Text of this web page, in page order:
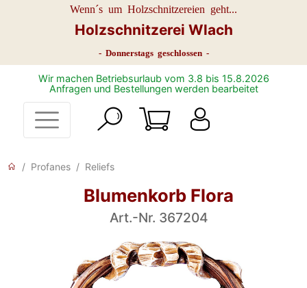
Wenn´s um Holzschnitzereien geht...
Holzschnitzerei Wlach
- Donnerstags geschlossen -
Wir machen Betriebsurlaub vom 3.8 bis 15.8.2026
Anfragen und Bestellungen werden bearbeitet
Profanes Reliefs
Blumenkorb Flora
Art.-Nr. 367204